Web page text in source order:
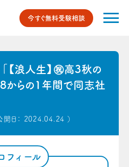
今すぐ無料受験相談
【浪人生】㊗高3秋の
からの1年間で同志社
開日： 2024.04.24 ）
フィール